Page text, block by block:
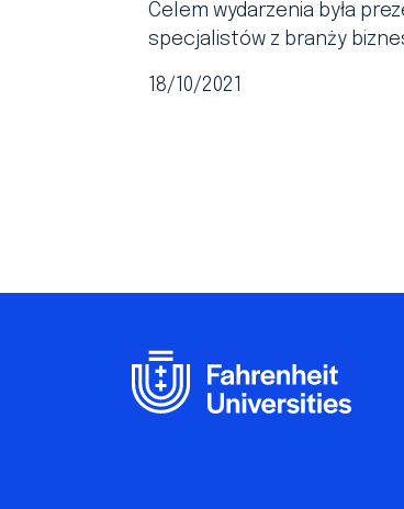
Celem wydarzenia była
specjalistów z branży
18/10/2021